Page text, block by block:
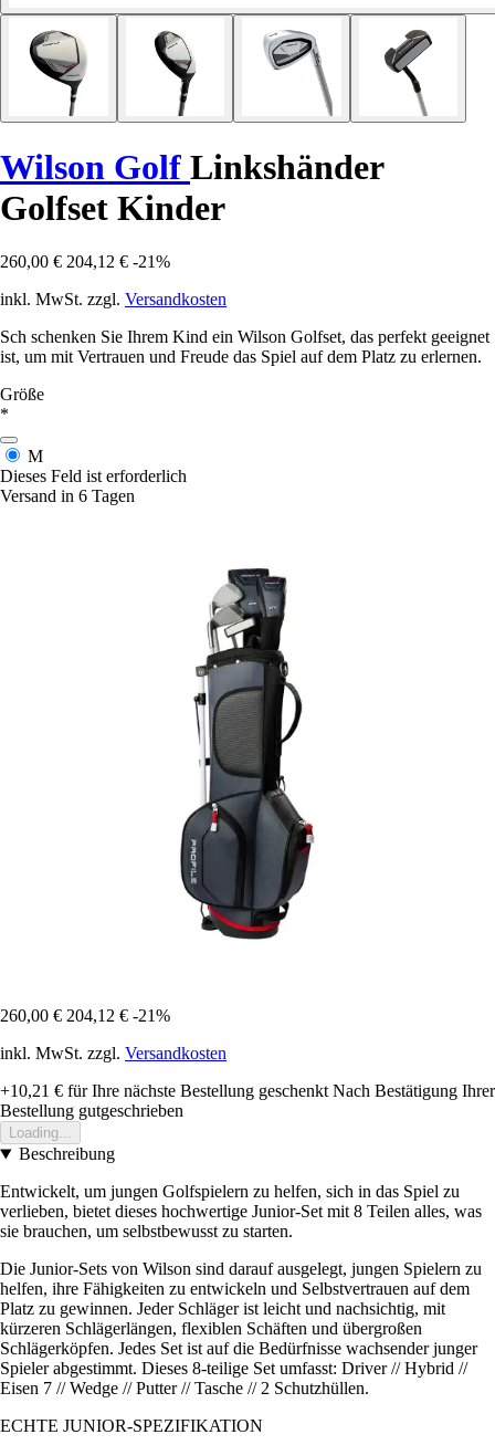
Wilson Golf Linkshänder
Golfset Kinder
260,00 € 204,12 € -21%
inkl. MwSt. zzgl. Versandkosten
Sch schenken Sie Ihrem Kind ein Wilson Golfset, das perfekt geeignet
ist, um mit Vertrauen und Freude das Spiel auf dem Platz zu erlernen.
Größe
*
M
Dieses Feld ist erforderlich
Versand in 6 Tagen
260,00 € 204,12 € -21%
inkl. MwSt. zzgl. Versandkosten
+10,21 € für Ihre nächste Bestellung geschenkt Nach Bestätigung Ihrer
Bestellung gutgeschrieben
Loading...
Beschreibung
Entwickelt, um jungen Golfspielern zu helfen, sich in das Spiel zu
verlieben, bietet dieses hochwertige Junior-Set mit 8 Teilen alles, was
sie brauchen, um selbstbewusst zu starten.
Die Junior-Sets von Wilson sind darauf ausgelegt, jungen Spielern zu
helfen, ihre Fähigkeiten zu entwickeln und Selbstvertrauen auf dem
Platz zu gewinnen. Jeder Schläger ist leicht und nachsichtig, mit
kürzeren Schlägerlängen, flexiblen Schäften und übergroßen
Schlägerköpfen. Jedes Set ist auf die Bedürfnisse wachsender junger
Spieler abgestimmt. Dieses 8-teilige Set umfasst: Driver // Hybrid //
Eisen 7 // Wedge // Putter // Tasche // 2 Schutzhüllen.
ECHTE JUNIOR-SPEZIFIKATION